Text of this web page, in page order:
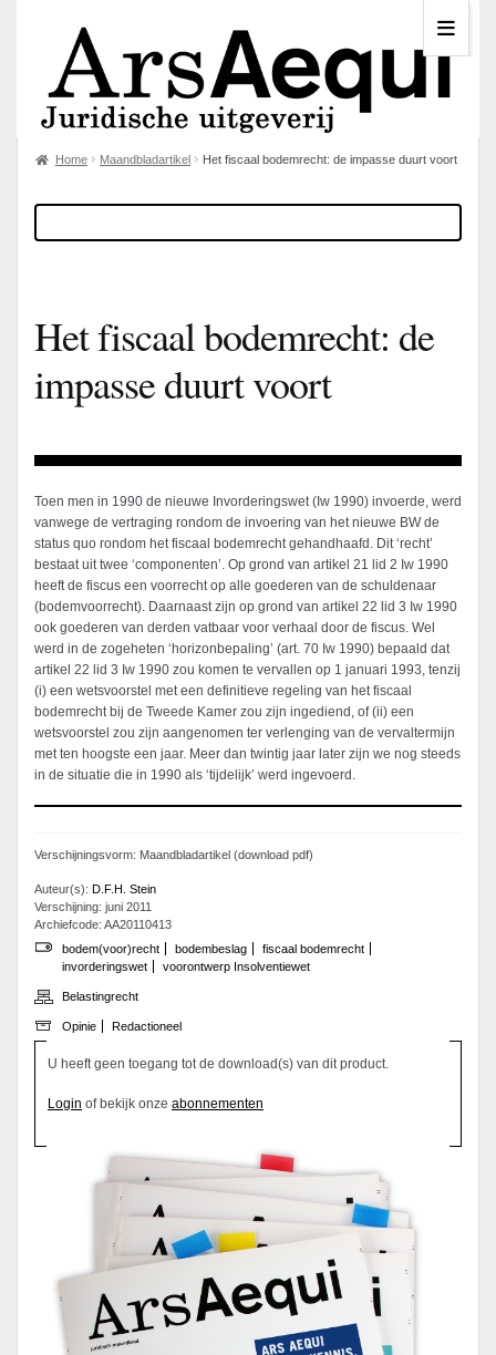
Home Maandbladartikel Het fiscaal bodemrecht: de impasse duurt voort
Het fiscaal bodemrecht: de
impasse duurt voort
Toen men in 1990 de nieuwe Invorderingswet (Iw 1990) invoerde, werd
vanwege de vertraging rondom de invoering van het nieuwe BW de
status quo rondom het fiscaal bodemrecht gehandhaafd. Dit ‘recht’
bestaat uit twee ‘componenten’. Op grond van artikel 21 lid 2 Iw 1990
heeft de fiscus een voorrecht op alle goederen van de schuldenaar
(bodemvoorrecht). Daarnaast zijn op grond van artikel 22 lid 3 Iw 1990
ook goederen van derden vatbaar voor verhaal door de fiscus. Wel
werd in de zogeheten ‘horizonbepaling’ (art. 70 Iw 1990) bepaald dat
artikel 22 lid 3 Iw 1990 zou komen te vervallen op 1 januari 1993, tenzij
(i) een wetsvoorstel met een definitieve regeling van het fiscaal
bodemrecht bij de Tweede Kamer zou zijn ingediend, of (ii) een
wetsvoorstel zou zijn aangenomen ter verlenging van de vervaltermijn
met ten hoogste een jaar. Meer dan twintig jaar later zijn we nog steeds
in de situatie die in 1990 als ‘tijdelijk’ werd ingevoerd.
Verschijningsvorm: Maandbladartikel (download pdf)
Auteur(s): D.F.H. Stein
Verschijning: juni 2011
Archiefcode: AA20110413
bodem(voor)recht
bodembeslag
fiscaal bodemrecht
invorderingswet
voorontwerp Insolventiewet
Belastingrecht
Opinie Redactioneel
U heeft geen toegang tot de download(s) van dit product.
Login of bekijk onze abonnementen